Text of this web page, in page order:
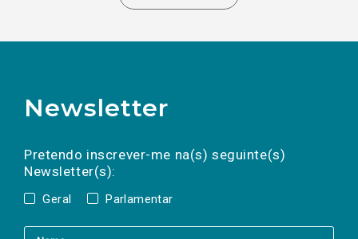
Newsletter
Pretendo inscrever-me na(s) seguinte(s)
Newsletter(s):
Geral Parlamentar
a(s) newsletter(s).
mail